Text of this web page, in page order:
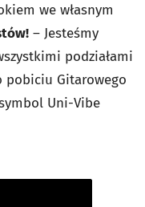
we własnym
– Jesteśmy
podziałami
pobiciu Gitarowego
Uni-Vibe